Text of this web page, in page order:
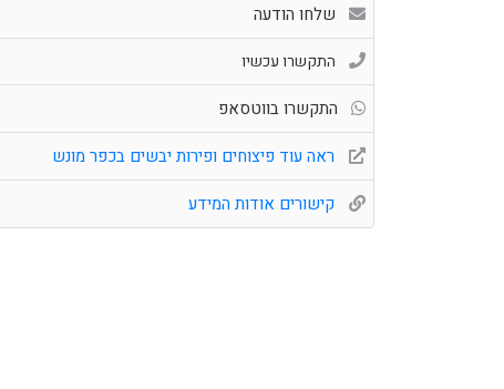
שלחו הודעה
התקשרו עכשיו
התקשרו בווטסאפ
ראה עוד פיצוחים ופירות יבשים בכפר מונש
קישורים אודות המידע